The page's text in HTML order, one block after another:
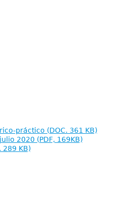
práctico (DOC. 361 KB)
2020 (PDF, 169KB)
289 KB)